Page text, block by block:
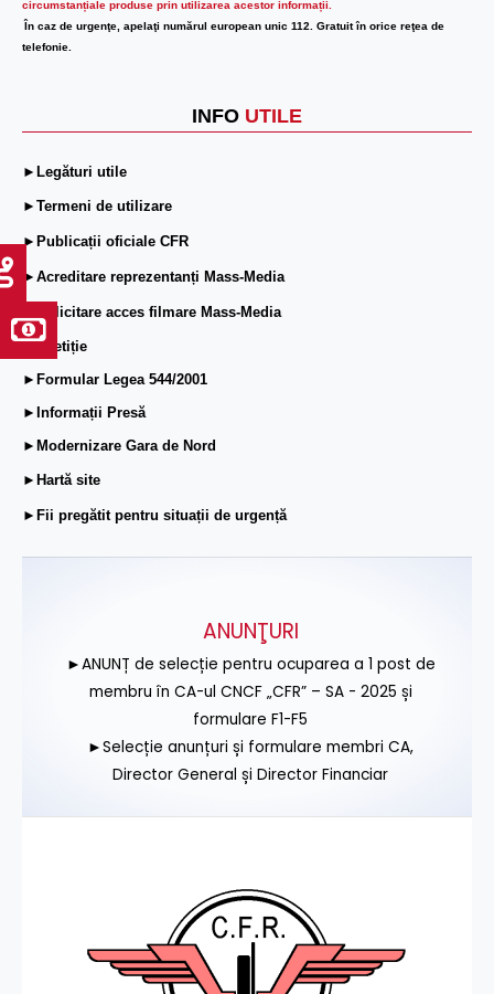
circumstanțiale produse prin utilizarea acestor informații.
În caz de urgenţe, apelaţi numărul european unic 112. Gratuit în orice reţea de
telefonie.
INFO UTILE
►Legături utile
►Termeni de utilizare
►Publicații oficiale CFR
►Acreditare reprezentanți Mass-Media
►Solicitare acces filmare Mass-Media
►ePetiție
►Formular Legea 544/2001
►Informații Presă
►Modernizare Gara de Nord
►Hartă site
►Fii pregătit pentru situații de urgență
ANUNŢURI
►ANUNȚ de selecție pentru ocuparea a 1 post de
membru în CA-ul CNCF „CFR” – SA - 2025 și
formulare F1-F5
►Selecție anunțuri și formulare membri CA,
Director General și Director Financiar